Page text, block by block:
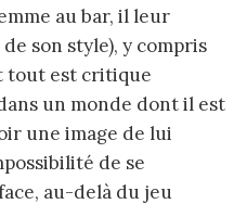
au bar, il leur
son style), y compris
tout est critique
un monde dont il est
une image de lui
de se
au-delà du jeu